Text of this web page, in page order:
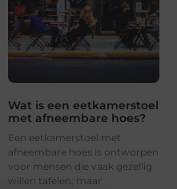
Wat is een eetkamerstoel
met afneembare hoes?
Een eetkamerstoel met
afneembare hoes is ontworpen
voor mensen die vaak gezellig
willen tafelen, maar